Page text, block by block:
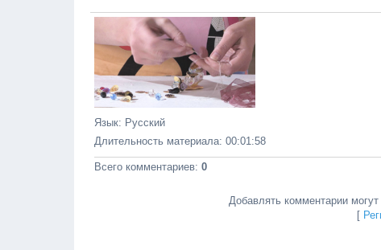
Язык: Русский
Длительность материала: 00:01:58
Всего комментариев: 0
Добавлять комментарии
[